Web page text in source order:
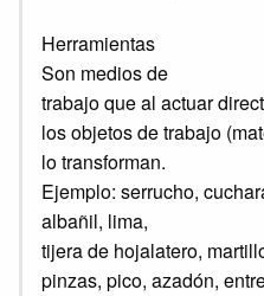
Herramientas
Son medios de
trabajo que al actuar
los objetos de trabajo
lo transforman.
Ejemplo: serrucho,
albañil, lima,
tijera de hojalatero,
pinzas, pico, azadón,